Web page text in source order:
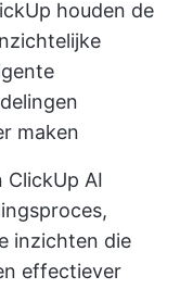
houden de
maken
ClickUp AI
inzichten die
effectiever